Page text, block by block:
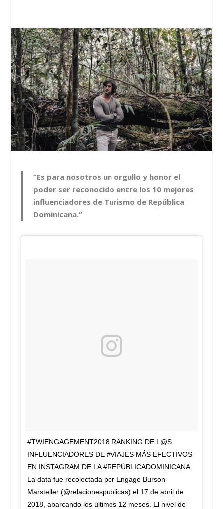
“Es para nosotros un orgullo y honor el
poder ser reconocido entre los 10 mejores
influenciadores de Turismo de República
Dominicana.”
#TWIENGAGEMENT2018 RANKING DE L@S
INFLUENCIADORES DE #VIAJES MÁS EFECTIVOS
EN INSTAGRAM DE LA #REPÚBLICADOMINICANA.
La data fue recolectada por Engage Burson-
Marsteller (@relacionespublicas) el 17 de abril de
2018, abarcando los últimos 12 meses. El nivel de